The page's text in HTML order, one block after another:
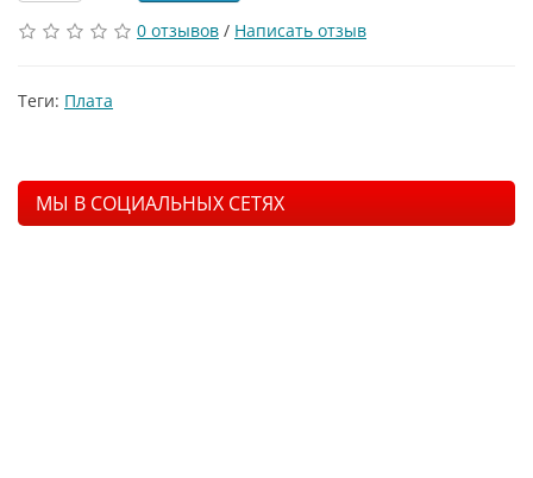
0 отзывов / Написать отзыв
Теги: Плата
МЫ В СОЦИАЛЬНЫХ СЕТЯХ